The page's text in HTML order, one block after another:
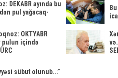
DEKABR ayında bu
pul yağacaq-
OKTYABR
pulun içində
sübut olunub...”